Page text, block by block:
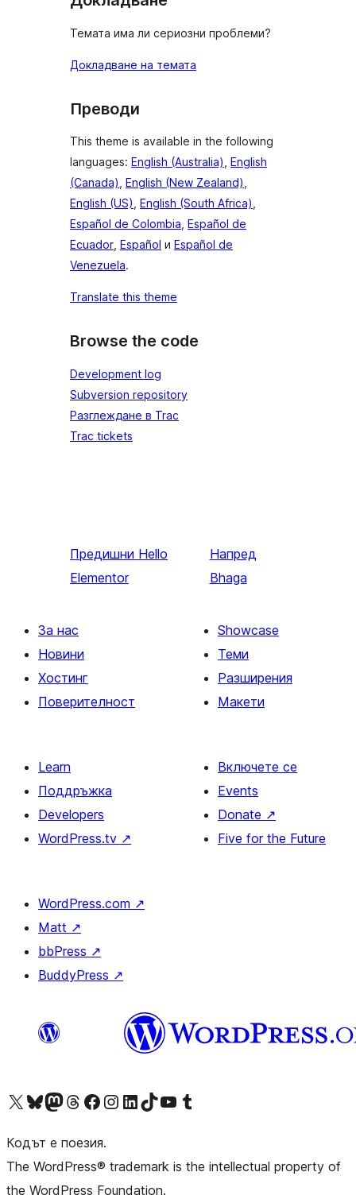
Темата има ли сериозни проблеми?
Докладване на темата
Преводи
This theme is available in the following
languages: English (Australia), English
(Canada), English (New Zealand),
English (US), English (South Africa),
Español de Colombia, Español de
Ecuador, Español и Español de
Venezuela.
Translate this theme
Browse the code
Development log
Subversion repository
Разглеждане в Trac
Trac tickets
Предишни Hello
Elementor
Напред
Bhaga
За нас
Новини
Хостинг
Поверителност
Showcase
Теми
Разширения
Макети
Learn
Поддръжка
Developers
WordPress.tv ↗
Включете се
Events
Donate ↗
Five for the Future
WordPress.com ↗
Matt ↗
bbPress ↗
BuddyPress ↗
Visit our X (formerly Twitter) account
Visit our Bluesky account
Visit our Mastodon account
Visit our Threads account
Посетете нашата страница във Facebook
Посетете нашия профил в Instagram
Посетете нашия профил в LinkedIn
Visit our TikTok account
Visit our YouTube channel
Visit our Tumblr account
Кодът е поезия.
The WordPress® trademark is the intellectual property of
the WordPress Foundation.